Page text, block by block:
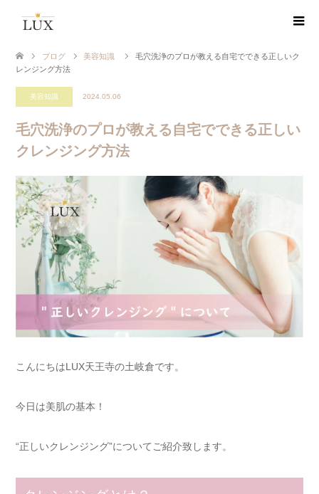
ブログ 美容知識
毛穴洗浄のプロが教える自宅でできる正しいク
レンジング方法
美容知識 2024.05.06
毛穴洗浄のプロが教える自宅でできる正しい
クレンジング方法
こんにちはLUX天王寺の土岐倉です。
今日は美肌の基本！
“正しいクレンジング”についてご紹介致します。